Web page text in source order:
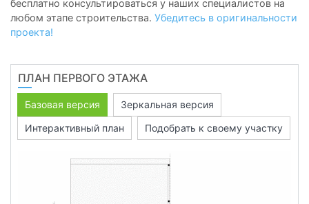
бесплатно консультироваться у наших специалистов на
любом этапе строительства. Убедитесь в оригинальности
проекта!
ПЛАН ПЕРВОГО ЭТАЖА
Базовая версия
Зеркальная версия
Интерактивный план
Подобрать к своему участку